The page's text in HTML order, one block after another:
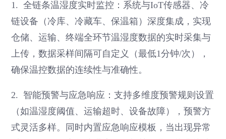
1. 全链条温湿度实时监控：系统与IoT传感器、冷
链设备（冷库、冷藏车、保温箱）深度集成，实现
仓储、运输、终端全环节温湿度数据的实时采集与
上传，数据采样间隔可自定义（最低1分钟/次），
确保温控数据的连续性与准确性。
2. 智能预警与应急响应：支持多维度预警规则设置
（如温湿度阈值、运输超时、设备故障），预警方
式灵活多样。同时内置应急响应模板，当出现异常